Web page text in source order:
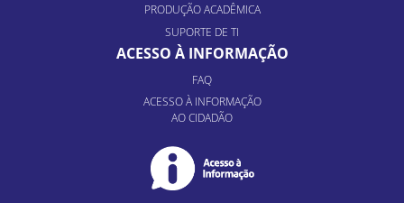
PRODUÇÃO ACADÊMICA
SUPORTE DE TI
ACESSO À INFORMAÇÃO
FAQ
ACESSO À INFORMAÇÃO
AO CIDADÃO